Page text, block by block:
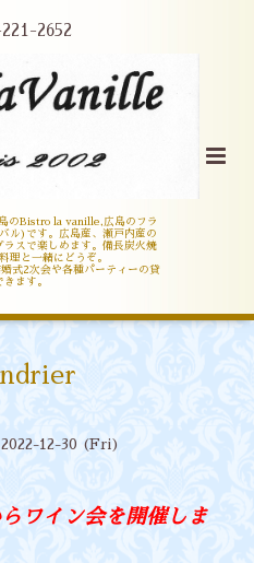
2652
のBistro la vanille,広島のフラ
ル)です。広島産、瀬戸内産の
ラスで楽しめます。備長炭火焼
理と一緒にどうぞ。
式2次会や各種パーティーの貸
きます。
12-30 (Fri)
ワイン会を開催しま